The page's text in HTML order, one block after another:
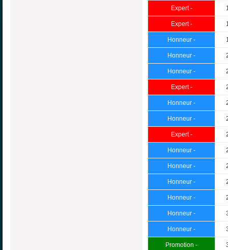
Expert -
Expert -
Honneur -
Honneur -
Honneur -
Expert -
Honneur -
Honneur -
Expert -
Honneur -
Honneur -
Honneur -
Honneur -
Honneur -
Honneur -
Promotion -